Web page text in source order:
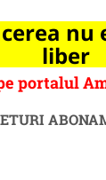
liber
portalul